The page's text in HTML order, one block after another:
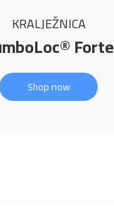
KRALJEŽNICA
Forte
Shop now